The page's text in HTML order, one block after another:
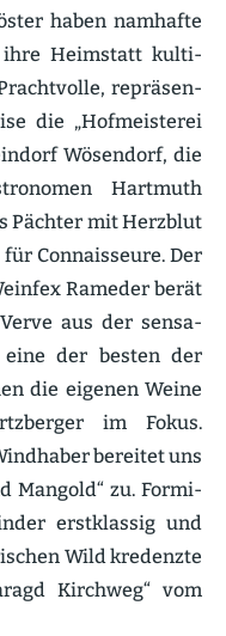
haben namhafte
ihre Heimstatt kulti­
reprä­sen­
die „Hofmeis­terei
Wösendorf, die
Hartmuth
Pächter mit Herzblut
Connais­seure. Der
Rameder berät
aus der sensa­
der besten der
die eigenen Weine
im Fokus.
bereitet uns
Mangold“ zu. Formi­
erstklassig und
Wild kredenzte
Kirchweg“ vom